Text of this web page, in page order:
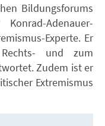
Bildungsforums
Adenauer-
Experte. Er
und zum
Zudem ist er
Extremismus